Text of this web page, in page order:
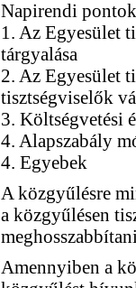
Napirendi
1. Az Egyesület
tárgyalása
2. Az Egyesület
tisztségviselők
3. Költségvetési
4. Alapszabály
4. Egyebek
A közgyűlésre
a közgyűlésen
Amennyiben a